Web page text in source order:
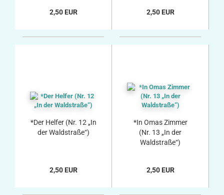
2,50 EUR 2,50 EUR
*Der Helfer (Nr. 12 „In
der Waldstraße“)
2,50 EUR
*In Omas Zimmer
(Nr. 13 „In der
Waldstraße“)
2,50 EUR